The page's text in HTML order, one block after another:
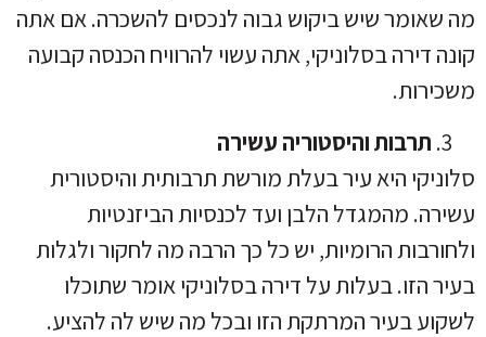
מה שאומר שיש ביקוש גבוה לנכסים להשכרה. אם אתה
קונה דירה בסלוניקי, אתה עשוי להרוויח הכנסה קבועה
משכירות.
תרבות והיסטוריה עשירה
סלוניקי היא עיר בעלת מורשת תרבותית והיסטורית
עשירה. מהמגדל הלבן ועד לכנסיות הביזנטיות
ולחורבות הרומיות, יש כל כך הרבה מה לחקור ולגלות
בעיר הזו. בעלות על דירה בסלוניקי אומר שתוכלו
לשקוע בעיר המרתקת הזו ובכל מה שיש לה להציע.